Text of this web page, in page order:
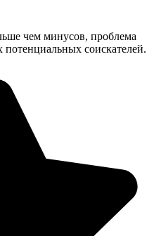
чем минусов, проблема
соискателей.